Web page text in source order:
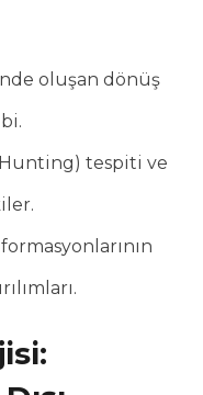
oluşan dönüş
tespiti ve